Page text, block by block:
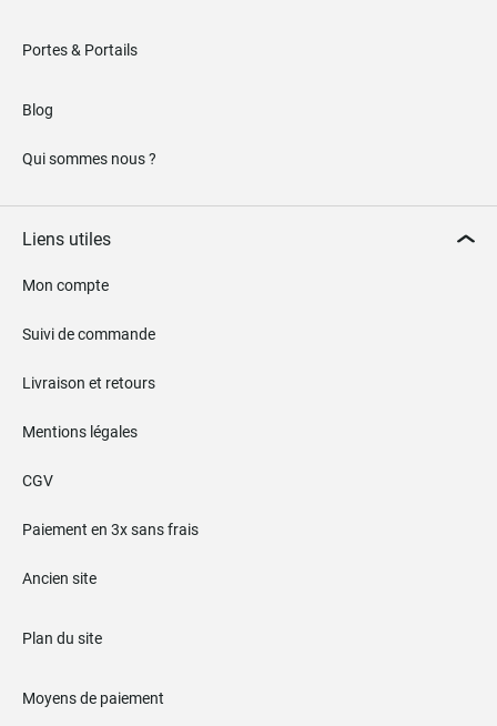
Portes & Portails
Blog
Qui sommes nous ?
Liens utiles
Mon compte
Suivi de commande
Livraison et retours
Mentions légales
CGV
Paiement en 3x sans frais
Ancien site
Plan du site
Moyens de paiement